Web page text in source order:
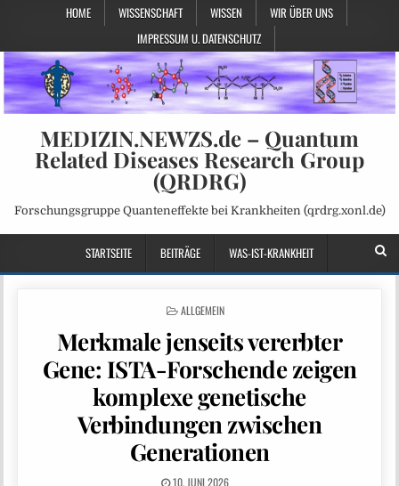
HOME WISSENSCHAFT WISSEN
WIR ÜBER UNS
IMPRESSUM U. DATENSCHUTZ
MEDIZIN.NEWZS.de – Quantum
Related Diseases Research Group
(QRDRG)
Forschungsgruppe Quanteneffekte bei Krankheiten (qrdrg.xonl.de)
STARTSEITE BEITRÄGE WAS-IST-KRANKHEIT
POSTED
ALLGEMEIN
Merkmale jenseits vererbter
Gene: ISTA-Forschende zeigen
komplexe genetische
Verbindungen zwischen
Generationen
10. JUNI 2026